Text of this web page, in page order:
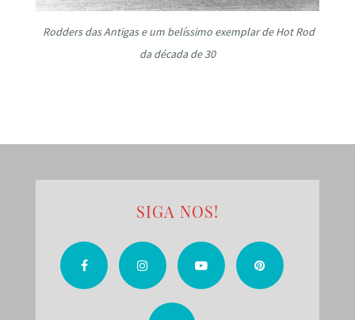
Rodders das Antigas e um belíssimo exemplar de Hot Rod
da década de 30
SIGA NOS!